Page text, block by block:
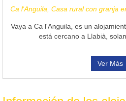
Ca l'Anguila, Casa rural con granja
Vaya a Ca l'Anguila, es un
está cercano a Llabià,
Ver Más